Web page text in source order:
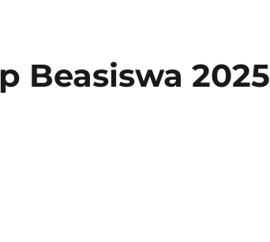
Beasiswa 2025